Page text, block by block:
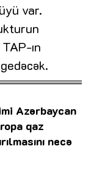
var.
ın
Azərbaycan
qaz
necə